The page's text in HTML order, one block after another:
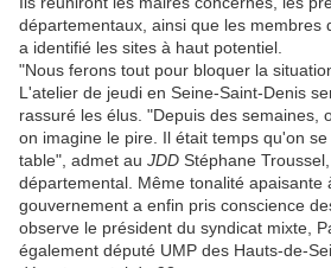
départementaux, ainsi que les membres
a identifié les sites à haut potentiel.
"Nous ferons tout pour bloquer la
L'atelier de jeudi en Seine-Saint-Denis
rassuré les élus. "Depuis des semaines,
on imagine le pire. Il était temps qu'on
table", admet au JDD Stéphane
départemental. Même tonalité apaisante
gouvernement a enfin pris conscience
observe le président du syndicat mixte,
également député UMP des Hauts-de-